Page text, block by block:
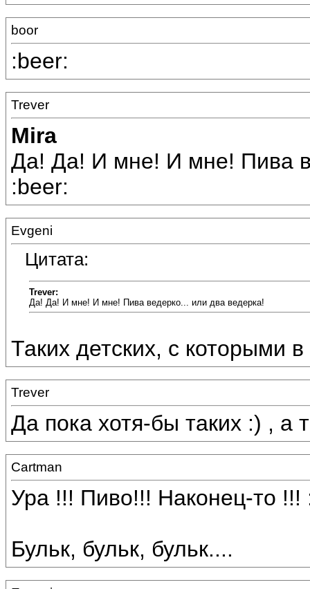
boor
:beer:
Trever
Mira
Да! Да! И мне! И мне! Пива
:beer:
Evgeni
Цитата:
Trever:
Да! Да! И мне! И мне! Пива ведерко... или два ведерка!
Таких детских, с которыми
Trever
Да пока хотя-бы таких :) , а
Cartman
Ура !!! Пиво!!! Наконец-то !!!
Бульк, бульк, бульк....